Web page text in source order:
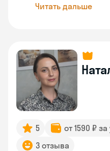
Читать дальше
5 от 1590 ₽
3 отзыва